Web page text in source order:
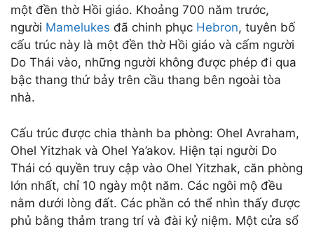
một đền thờ Hồi giáo. Khoảng 700 năm trước,
người Mamelukes đã chinh phục Hebron, tuyên bố
cấu trúc này là một đền thờ Hồi giáo và cấm người
Do Thái vào, những người không được phép đi qua
bậc thang thứ bảy trên cầu thang bên ngoài tòa
nhà.
Cấu trúc được chia thành ba phòng: Ohel Avraham,
Ohel Yitzhak và Ohel Ya’akov. Hiện tại người Do
Thái có quyền truy cập vào Ohel Yitzhak, căn phòng
lớn nhất, chỉ 10 ngày một năm. Các ngôi mộ đều
nằm dưới lòng đất. Các phần có thể nhìn thấy được
phủ bằng thảm trang trí và đài kỷ niệm. Một cửa sổ